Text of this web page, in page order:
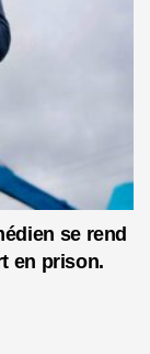
se rend
en prison.